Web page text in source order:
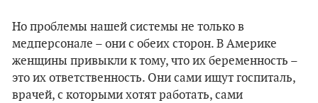
Но проблемы нашей системы не только в
медперсонале – они с обеих сторон. В Америке
женщины привыкли к тому, что их беременность –
это их ответственность. Они сами ищут госпиталь,
врачей, с которыми хотят работать, сами